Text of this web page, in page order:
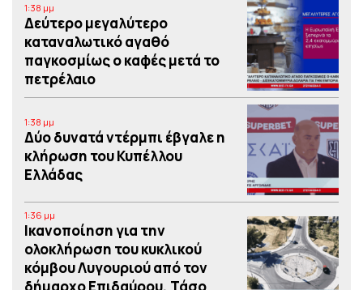
1:38 μμ
Δεύτερο μεγαλύτερο
καταναλωτικό αγαθό
παγκοσμίως ο καφές μετά το
πετρέλαιο
1:38 μμ
Δύο δυνατά ντέρμπι έβγαλε η
κλήρωση του Κυπέλλου
Ελλάδας
1:36 μμ
Iκανοποίηση για την
ολοκλήρωση του κυκλικού
κόμβου Λυγουριού από τον